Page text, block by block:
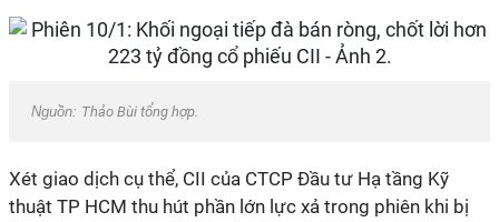
Nguồn: Thảo Bùi tổng hợp.
Xét giao dịch cụ thể, CII của CTCP Đầu tư Hạ tầng Kỹ
thuật TP HCM thu hút phần lớn lực xả trong phiên khi bị